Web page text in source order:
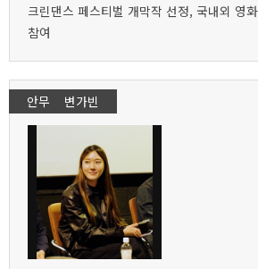
크린댄스 페스티벌 개막작 선정, 국내외 영
참여
안무 변가빈